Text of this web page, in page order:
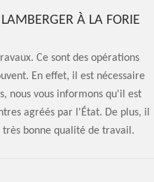
À LA FORIE
Ce sont des opérations
En effet, il est nécessaire
nous vous informons qu'il est
agréés par l'État. De plus, il
très bonne qualité de travail.